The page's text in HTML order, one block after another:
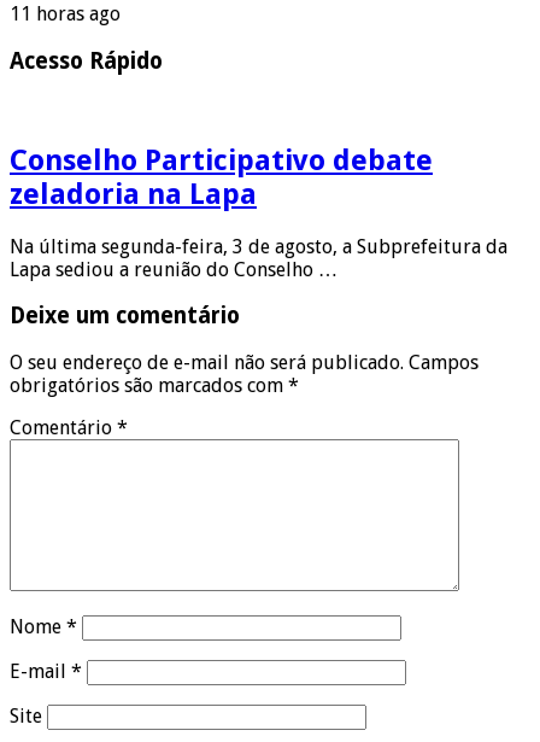
11 horas ago
Acesso Rápido
Conselho Participativo debate
zeladoria na Lapa
Na última segunda-feira, 3 de agosto, a Subprefeitura da
Lapa sediou a reunião do Conselho …
Deixe um comentário
O seu endereço de e-mail não será publicado. Campos
obrigatórios são marcados com *
Comentário *
Nome *
E-mail *
Site